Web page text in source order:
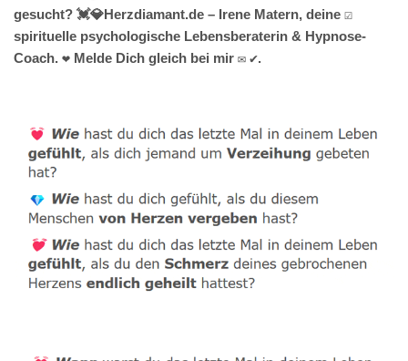
gesucht? 💓️💎Herzdiamant.de – Irene Matern, deine ☑️
spirituelle psychologische Lebensberaterin & Hypnose-
Coach. ❤ Melde Dich gleich bei mir ✉ ✔.